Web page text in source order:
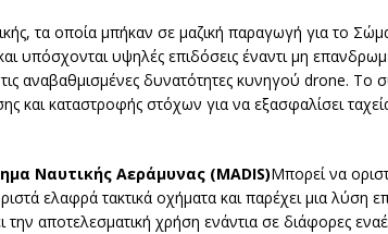
τα οποία μπήκαν σε μαζική παραγωγή για το
υπόσχονται υψηλές επιδόσεις έναντι μη
αναβαθμισμένες δυνατότητες κυνηγού drone. Το
και καταστροφής στόχων για να εξασφαλίσει
Ναυτικής Αεράμυνας (MADIS)Μπορεί να
ελαφρά τακτικά οχήματα και παρέχει μια λύση
την αποτελεσματική χρήση ενάντια σε διάφορες